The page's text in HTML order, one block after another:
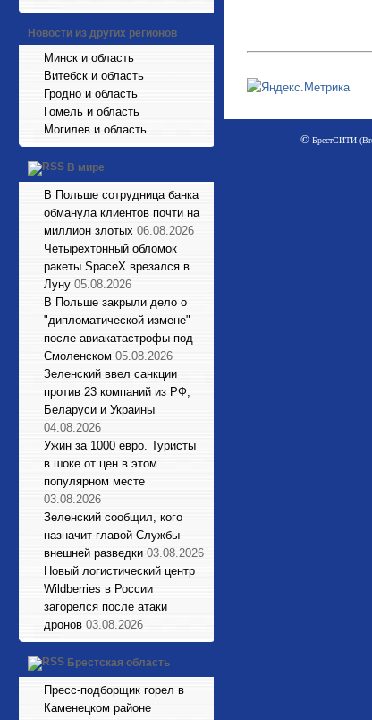
Новости из других регионов
Минск и область
Витебск и область
Гродно и область
Гомель и область
Могилев и область
В мире
В Польше сотрудница банка
обманула клиентов почти на
миллион злотых 06.08.2026
Четырехтонный обломок
ракеты SpaceX врезался в
Луну 05.08.2026
В Польше закрыли дело о
"дипломатической измене"
после авиакатастрофы под
Смоленском 05.08.2026
Зеленский ввел санкции
против 23 компаний из РФ,
Беларуси и Украины
04.08.2026
Ужин за 1000 евро. Туристы
в шоке от цен в этом
популярном месте
03.08.2026
Зеленский сообщил, кого
назначит главой Службы
внешней разведки 03.08.2026
Новый логистический центр
Wildberries в России
загорелся после атаки
дронов 03.08.2026
Брестская область
Пресс-подборщик горел в
Каменецком районе
©БрестСИТИ